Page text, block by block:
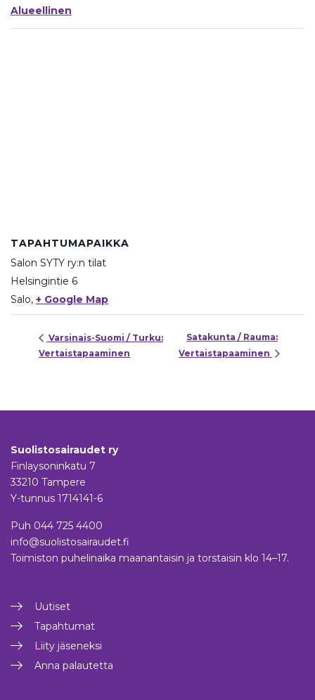
Alueellinen
TAPAHTUMAPAIKKA
Salon SYTY ry:n tilat
Helsingintie 6
Salo, + Google Map
Varsinais-Suomi / Turku:
Vertaistapaaminen
Satakunta / Rauma:
Vertaistapaaminen
Suolistosairaudet ry
Finlaysoninkatu 7
33210 Tampere
Y-tunnus 1714141-6
Puh 044 725 4400
info@suolistosairaudet.fi
Toimiston puhelinaika maanantaisin ja torstaisin klo 14–17.
Uutiset
Tapahtumat
Liity jäseneksi
Anna palautetta